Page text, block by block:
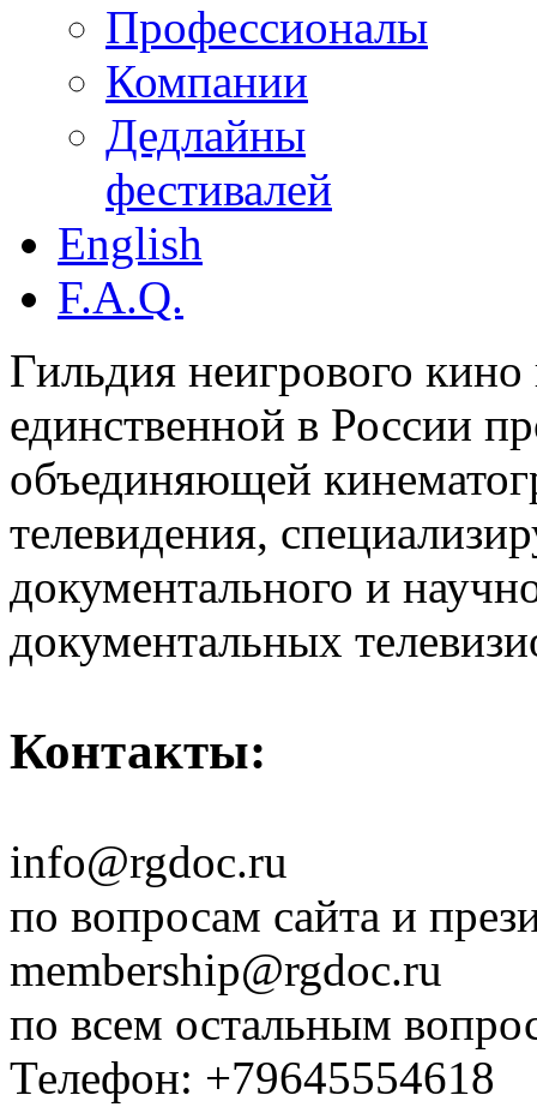
Профессионалы
Компании
Дедлайны
фестивалей
English
F.A.Q.
Гильдия неигрового кино
единственной в России
объединяющей
телевидения,
документального и
документальных
Контакты:
info@rgdoc.ru
по вопросам сайта и
membership@rgdoc.ru
по всем остальным
Телефон: +79645554618